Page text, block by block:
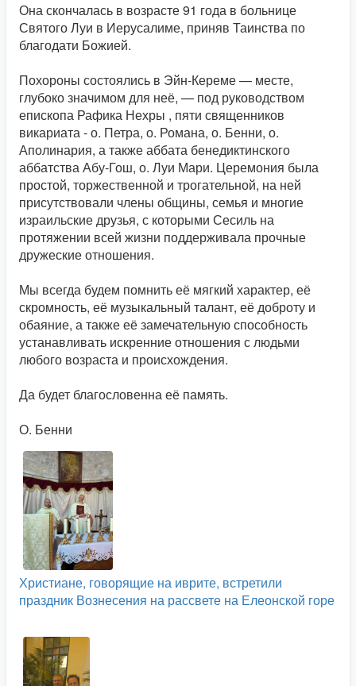
Она скончалась в возрасте 91 года в больнице
Святого Луи в Иерусалиме, приняв Таинства по
благодати Божией.
Похороны состоялись в Эйн-Кереме — месте,
глубоко значимом для неё, — под руководством
епископа Рафика Нехры , пяти священников
викариата - о. Петра, о. Романа, о. Бенни, о.
Аполинария, а также аббата бенедиктинского
аббатства Абу-Гош, о. Луи Мари. Церемония была
простой, торжественной и трогательной, на ней
присутствовали члены общины, семья и многие
израильские друзья, с которыми Сесиль на
протяжении всей жизни поддерживала прочные
дружеские отношения.
Мы всегда будем помнить её мягкий характер, её
скромность, её музыкальный талант, её доброту и
обаяние, а также её замечательную способность
устанавливать искренние отношения с людьми
любого возраста и происхождения.
Да будет благословенна её память.
О. Бенни
Христиане, говорящие на иврите, встретили
праздник Вознесения на рассвете на Елеонской горе